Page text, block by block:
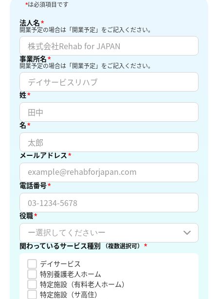
*は必須項目です
法人名*
開業予定の場合は「開業予定」をご記入ください。
事業所名*
開業予定の場合は「開業予定」をご記入ください。
姓*
名*
メールアドレス *
電話番号*
役職*
関わっているサービス種別 （複数選択可） *
デイサービス
特別養護老人ホーム
特定施設（有料老人ホーム）
特定施設（サ高住）